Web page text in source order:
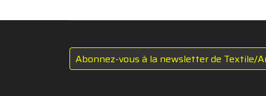
Abonnez-vous à la newsletter de Textile/